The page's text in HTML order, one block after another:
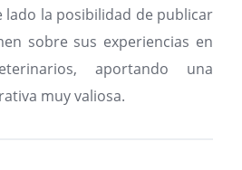
lado la posibilidad de publicar
sobre sus experiencias en
aportando una
muy valiosa.